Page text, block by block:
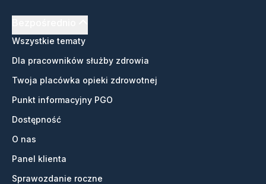
Wszystkie tematy
Dla pracowników służby zdrowia
Twoja placówka opieki zdrowotnej
Punkt informacyjny PGO
Dostępność
O nas
Panel klienta
Sprawozdanie roczne